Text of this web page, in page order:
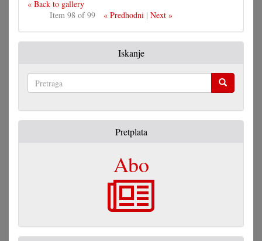
« Back to gallery
Item 98 of 99
« Predhodni| Next »
Iskanje
Pretplata
Abo